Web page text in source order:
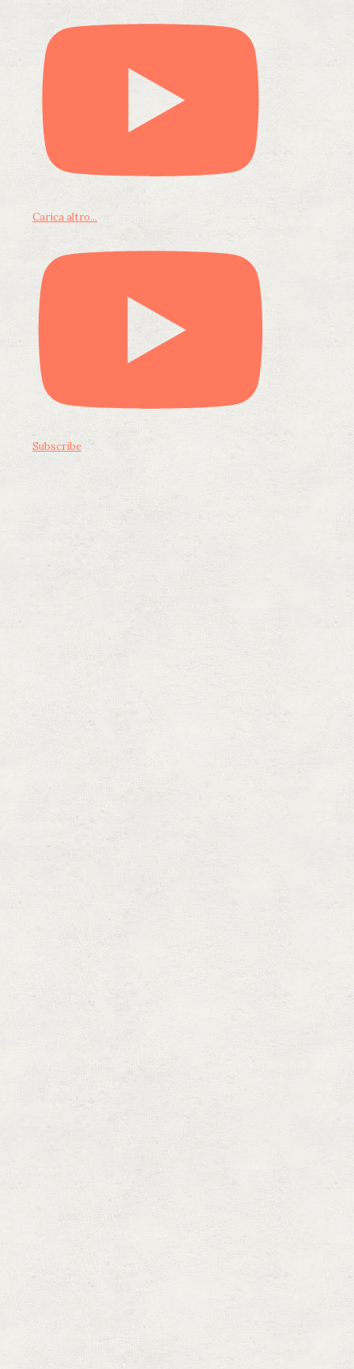
Carica altro...
Subscribe